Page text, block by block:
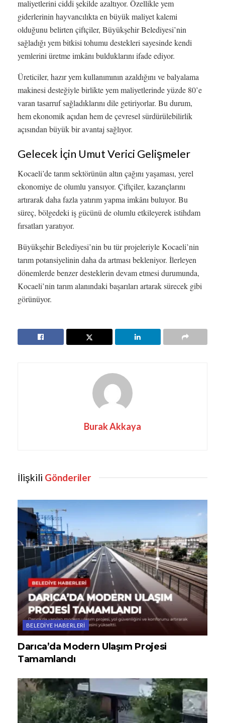
maliyetlerini ciddi şekilde azaltıyor. Özellikle yem
giderlerinin hayvancılıkta en büyük maliyet kalemi
olduğunu belirten çiftçiler, Büyükşehir Belediyesi’nin
sağladığı yem bitkisi tohumu destekleri sayesinde kendi
yemlerini üretme imkânı bulduklarını ifade ediyor.
Üreticiler, hazır yem kullanımının azaldığını ve balyalama
makinesi desteğiyle birlikte yem maliyetlerinde yüzde 80’e
varan tasarruf sağladıklarını dile getiriyorlar. Bu durum,
hem ekonomik açıdan hem de çevresel sürdürülebilirlik
açısından büyük bir avantaj sağlıyor.
Gelecek İçin Umut Verici Gelişmeler
Kocaeli’de tarım sektörünün altın çağını yaşaması, yerel
ekonomiye de olumlu yansıyor. Çiftçiler, kazançlarını
artırarak daha fazla yatırım yapma imkânı buluyor. Bu
süreç, bölgedeki iş gücünü de olumlu etkileyerek istihdam
fırsatları yaratıyor.
Büyükşehir Belediyesi’nin bu tür projeleriyle Kocaeli’nin
tarım potansiyelinin daha da artması bekleniyor. İlerleyen
dönemlerde benzer desteklerin devam etmesi durumunda,
Kocaeli’nin tarım alanındaki başarıları artarak sürecek gibi
görünüyor.
Burak Akkaya
İlişkili Gönderiler
BELEDIYE HABERLERI
Darıca’da Modern Ulaşım Projesi
Tamamlandı